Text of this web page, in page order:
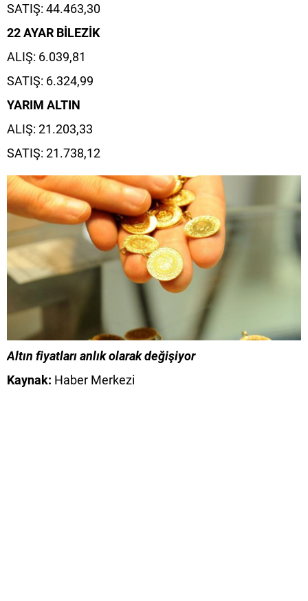
SATIŞ: 44.463,30
22 AYAR BİLEZİK
ALIŞ: 6.039,81
SATIŞ: 6.324,99
YARIM ALTIN
ALIŞ: 21.203,33
SATIŞ: 21.738,12
Altın fiyatları anlık olarak değişiyor
Kaynak: Haber Merkezi